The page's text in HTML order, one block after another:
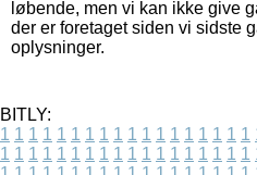
løbende, men vi kan ikke give
der er foretaget siden vi sidste
oplysninger.
BITLY:
1 1 1 1 1 1 1 1 1 1 1 1 1 1 1 1 1 1
1 1 1 1 1 1 1 1 1 1 1 1 1 1 1 1 1 1